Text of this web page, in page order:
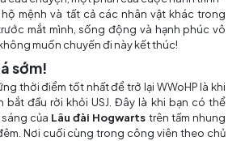
mệnh và tất cả các nhân vật khác trong
mắt mình, sống động và hạnh phúc vô
muốn chuyến đi này kết thúc!
sớm!
thời điểm tốt nhất để trở lại WWoHP là khi
bắt đầu rời khỏi USJ. Đây là khi bạn có thể
của Lâu đài Hogwarts trên tấm nhung
Nơi cuối cùng trong công viên theo chủ